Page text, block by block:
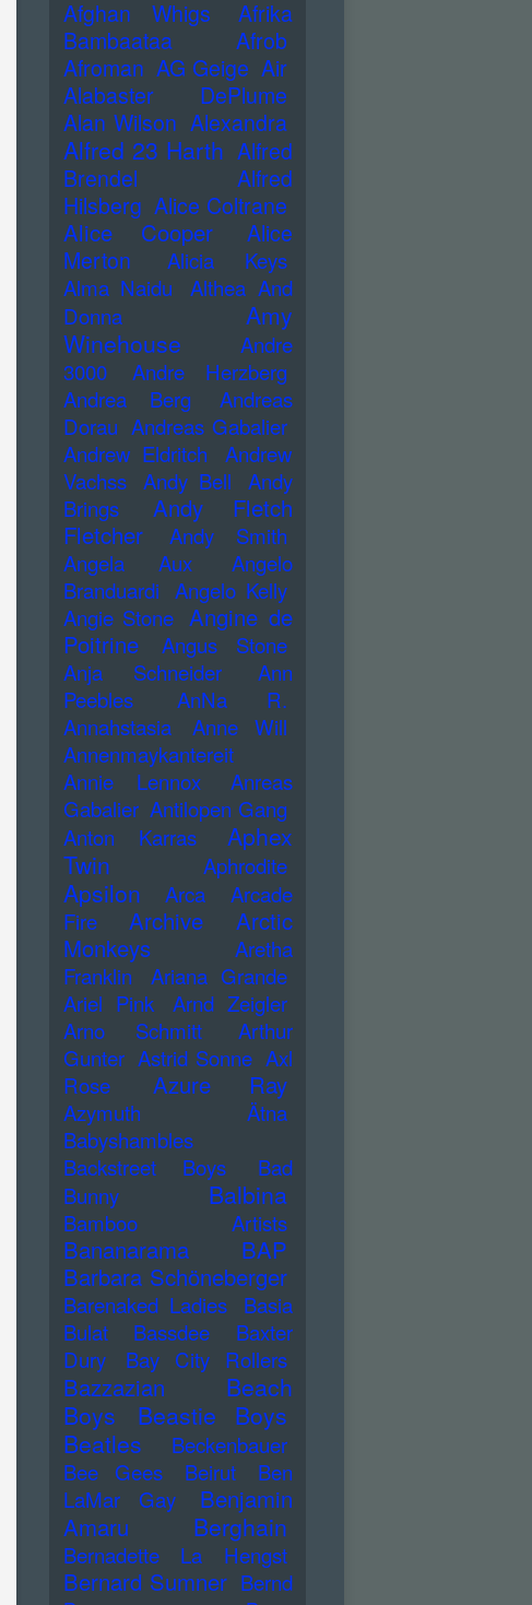
Afghan Whigs
Afrika
Bambaataa
Afrob
Afroman AG Geige Air
Alabaster DePlume
Alan Wilson Alexandra
Alfred 23 Harth Alfred
Brendel
Alfred
Hilsberg Alice Coltrane
Alice Cooper
Alice
Merton
Alicia Keys
Alma Naidu
Althea And
Donna
Amy
Winehouse
Andre
3000
Andre Herzberg
Andrea Berg
Andreas
Dorau Andreas Gabalier
Andrew Eldritch
Andrew
Vachss Andy Bell
Andy
Brings
Andy Fletch
Fletcher
Andy Smith
Angela Aux
Angelo
Branduardi Angelo Kelly
Angie Stone Angine de
Poitrine
Angus Stone
Anja Schneider
Ann
Peebles
AnNa R.
Annahstasia
Anne Will
Annenmaykantereit
Annie Lennox
Anreas
Gabalier Antilopen Gang
Anton Karras
Aphex
Twin
Aphrodite
Apsilon Arca
Arcade
Fire
Archive
Arctic
Monkeys
Aretha
Franklin
Ariana Grande
Ariel Pink
Arnd Zeigler
Arno Schmitt
Arthur
Gunter Astrid Sonne Axl
Rose
Azure Ray
Azymuth
Ätna
Babyshambles
Backstreet Boys
Bad
Bunny
Balbina
Bamboo Artists
Bananarama
BAP
Barbara Schöneberger
Barenaked Ladies
Basia
Bulat
Bassdee
Baxter
Dury
Bay City Rollers
Bazzazian
Beach
Boys
Beastie Boys
Beatles
Beckenbauer
Bee Gees
Beirut
Ben
LaMar Gay
Benjamin
Amaru
Berghain
Bernadette La Hengst
Bernard Sumner Bernd